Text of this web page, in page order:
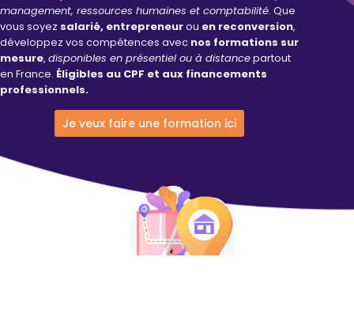
management, ressources humaines et comptabilité. Que
vous soyez salarié, entrepreneurou en reconversion,
développez vos compétences avec nos formations sur
mesure, disponibles en présentiel ou à distancepartout
en France. Éligibles au CPF et aux financements
professionnels.
Je veux faire une formation ici